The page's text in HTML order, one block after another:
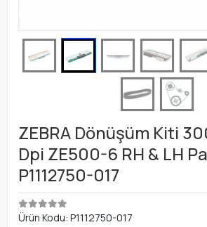
ZEBRA Dönüşüm Kiti
Dpi ZE500-6 RH & LH
P1112750-017
Ürün Kodu: P1112750-017